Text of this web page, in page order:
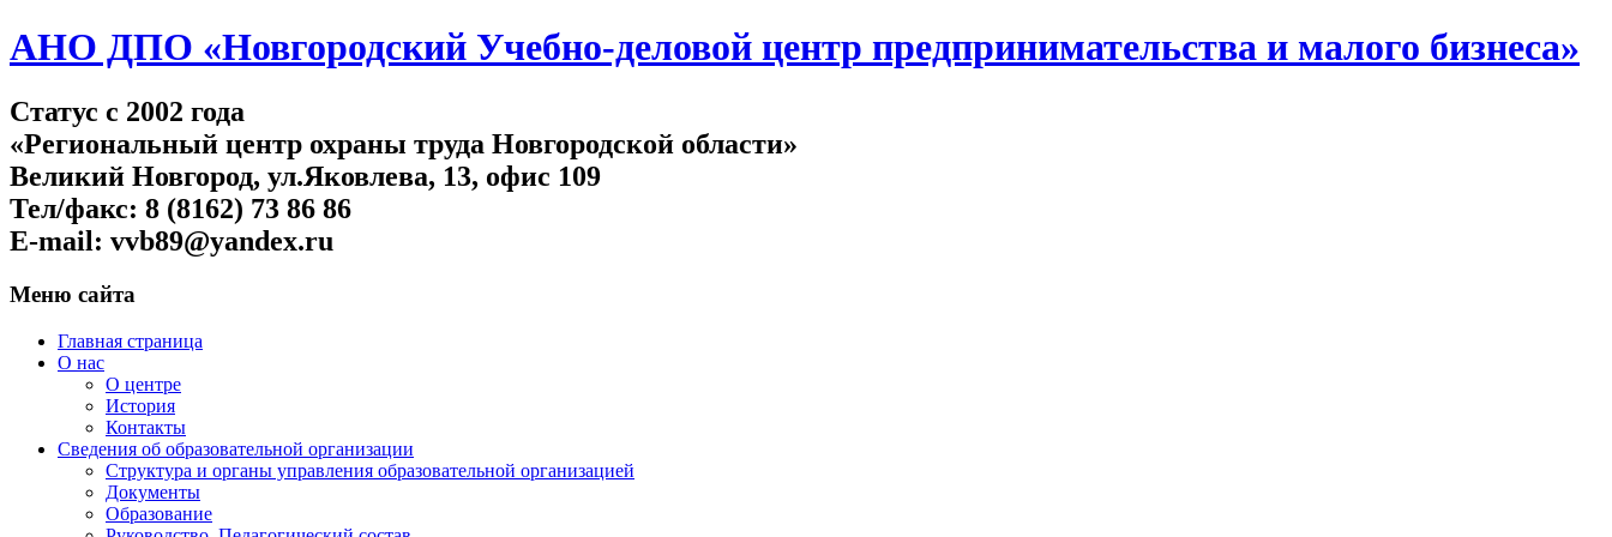
АНО ДПО «Новгородский Учебно-деловой центр предпринимательства и малого бизнеса»
Статус c 2002 года
«Региональный центр охраны труда Новгородской области»
Великий Новгород, ул.Яковлева, 13, офис 109
Тел/факс: 8 (8162) 73 86 86
E-mail: vvb89@yandex.ru
Меню сайта
Главная страница
О нас
О центре
История
Контакты
Сведения об образовательной организации
Структура и органы управления образовательной организацией
Документы
Образование